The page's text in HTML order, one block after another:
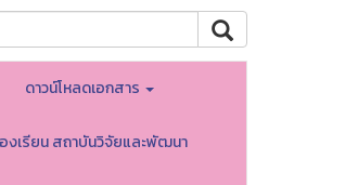
ดาวน์โหลดเอกสาร
งเรียน สถาบันวิจัยและพัฒนา